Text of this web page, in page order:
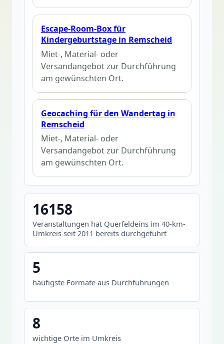
Escape-Room-Box für
Kindergeburtstage in Remscheid
Miet-, Material- oder
Versandangebot zur Durchführung
am gewünschten Ort.
Geocaching für den Wandertag in
Remscheid
Miet-, Material- oder
Versandangebot zur Durchführung
am gewünschten Ort.
16158
Veranstaltungen hat Querfeldeins im 40-km-
Umkreis seit 2011 bereits durchgeführt
5
häufigste Formate aus Durchführungen
8
wichtige Orte im Umkreis